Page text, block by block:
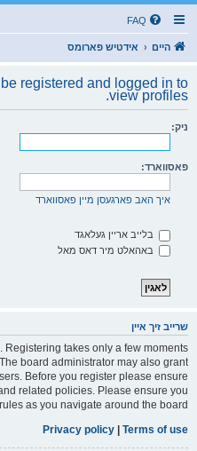
FAQ
היים אידטיש פארומס
registered and logged in to
view profiles.
ניק:
פאסווארד:
איך האב פארגעסן מיין פאסווארד
בלייב אריין געלאגד
באהאלט מיר דאס מאל
שרייב זיך איין
takes only a few moments
board administrator may also grant
Before you register please ensure
related policies. Please ensure you
as you navigate around the board.
Terms of use
|
Privacy policy